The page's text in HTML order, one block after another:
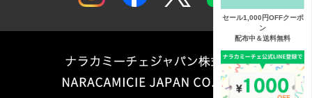
セール1,000円OFFクーポ
ン
配布中＆送料無料